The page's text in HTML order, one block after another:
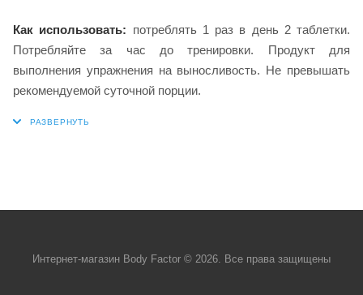
Как использовать: потреблять 1 раз в день 2 таблетки.
Потребляйте за час до тренировки. Продукт для
выполнения упражнения на выносливость. Не превышать
рекомендуемой суточной порции.
Интернет-магазин Body Factor © 2026. Все права защищены